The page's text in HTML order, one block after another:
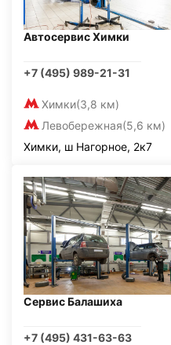
Автосервис Химки
+7 (495) 989-21-31
Химки(3,8 км)
Левобережная(5,6 км)
Химки, ш Нагорное, 2к7
Сервис Балашиха
+7 (495) 431-63-63